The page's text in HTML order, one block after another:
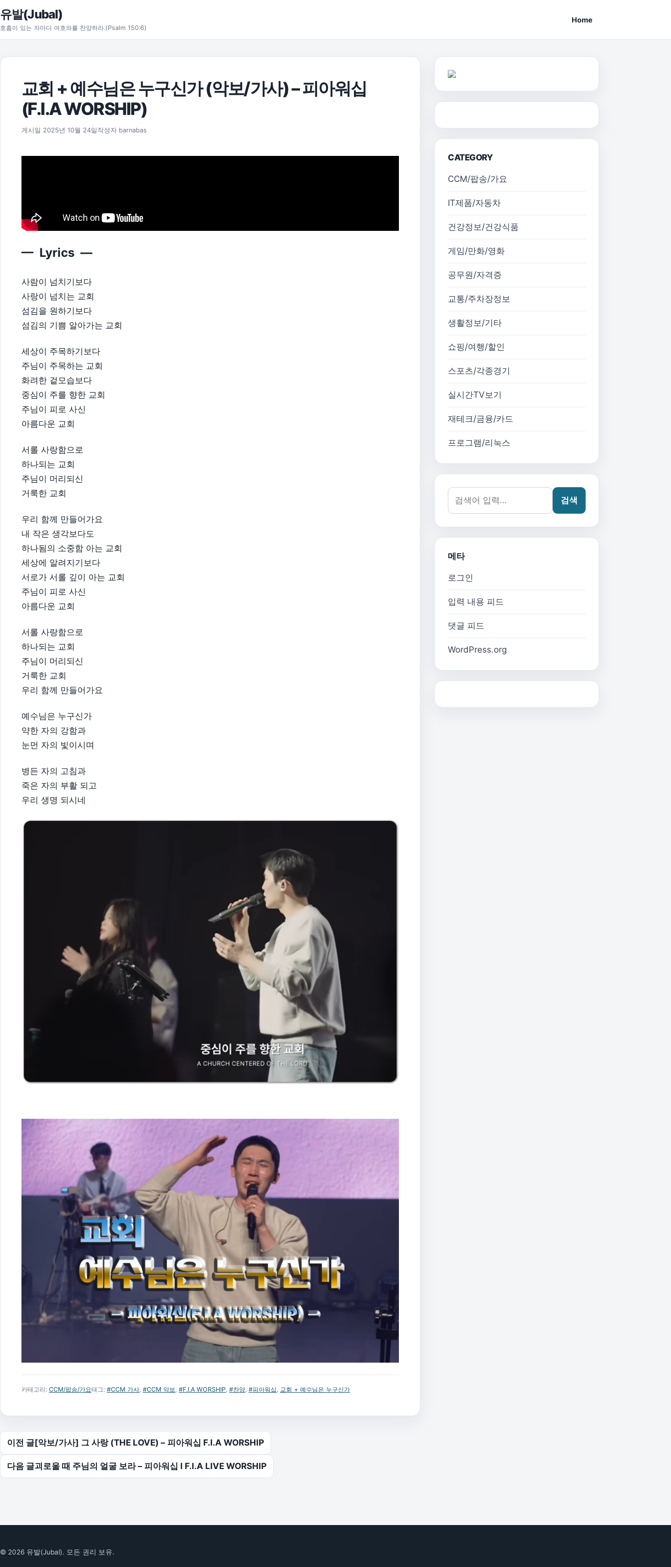
본문으로 건너뛰기
유발(Jubal)
호흡이 있는 자마다 여호와를 찬양하라.(Psalm 150:6)
Home
교회 + 예수님은 누구신가 (악보/가사) – 피아워십
(F.I.A WORSHIP)
게시일 2025년 10월 24일 2025년 11월 17일
작성자 barnabas
— Lyrics —
사람이 넘치기보다
사랑이 넘치는 교회
섬김을 원하기보다
섬김의 기쁨 알아가는 교회
세상이 주목하기보다
주님이 주목하는 교회
화려한 겉모습보다
중심이 주를 향한 교회
주님이 피로 사신
아름다운 교회
서롤 사랑함으로
하나되는 교회
주님이 머리되신
거룩한 교회
우리 함께 만들어가요
내 작은 생각보다도
하나됨의 소중함 아는 교회
세상에 알려지기보다
서로가 서롤 깊이 아는 교회
주님이 피로 사신
아름다운 교회
서롤 사랑함으로
하나되는 교회
주님이 머리되신
거룩한 교회
우리 함께 만들어가요
예수님은 누구신가
약한 자의 강함과
눈먼 자의 빛이시며
병든 자의 고침과
죽은 자의 부활 되고
우리 생명 되시네
카테고리: CCM/팝송/가요태그: #CCM 가사 #CCM 악보 #F.I.A WORSHIP #찬양 #피아워십 교회 + 예수님은 누구신가
글 탐색
이전 글[악보/가사] 그 사랑 (THE LOVE) – 피아워십 F.I.A WORSHIP
다음 글괴로울 때 주님의 얼굴 보라 – 피아워십 I F.I.A LIVE WORSHIP
CATEGORY
CCM/팝송/가요
IT제품/자동차
건강정보/건강식품
게임/만화/영화
공무원/자격증
교통/주차장정보
생활정보/기타
쇼핑/여행/할인
스포츠/각종경기
실시간TV보기
재테크/금융/카드
프로그램/리눅스
검색어:
검색
메타
로그인
입력 내용 피드
댓글 피드
WordPress.org
© 2026 유발(Jubal). 모든 권리 보유.